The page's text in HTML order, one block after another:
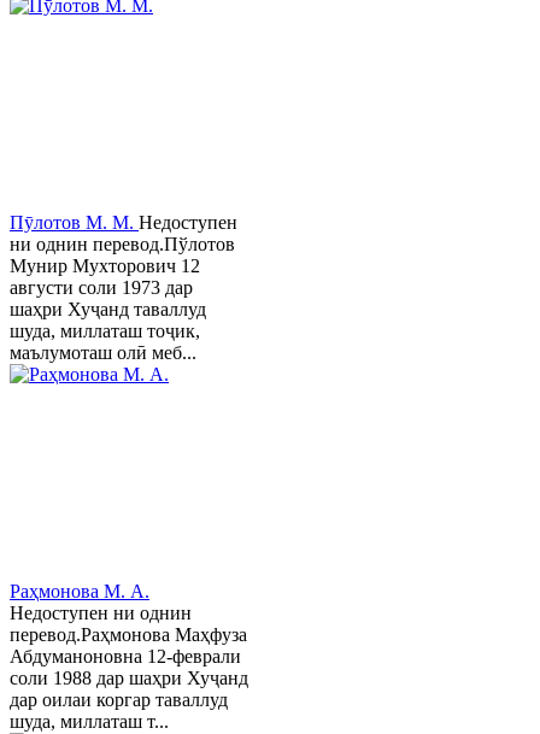
Пӯлотов М. М. Недоступен
ни однин перевод.Пўлотов
Мунир Мухторович 12
августи соли 1973 дар
шаҳри Хуҷанд таваллуд
шуда, миллаташ тоҷик,
маълумоташ олӣ меб...
Раҳмонова М. А.
Недоступен ни однин
перевод.Раҳмонова Маҳфуза
Абдуманоновна 12-феврали
соли 1988 дар шаҳри Хуҷанд
дар оилаи коргар таваллуд
шуда, миллаташ т...